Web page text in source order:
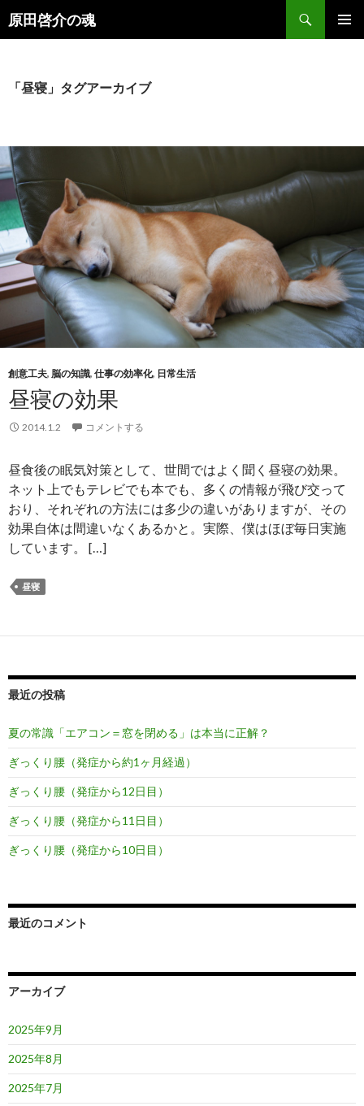
原田啓介の魂
索
ン
キ
ッ
プ
「昼寝」タグアーカイブ
創意工夫, 脳の知識, 仕事の効率化, 日常生活
昼寝の効果
2014.1.2 コメントする
昼食後の眠気対策として、世間ではよく聞く昼寝の効果。
ネット上でもテレビでも本でも、多くの情報が飛び交って
おり、それぞれの方法には多少の違いがありますが、その
効果自体は間違いなくあるかと。実際、僕はほぼ毎日実施
しています。 […]
昼寝
最近の投稿
夏の常識「エアコン＝窓を閉める」は本当に正解？
ぎっくり腰（発症から約1ヶ月経過）
ぎっくり腰（発症から12日目）
ぎっくり腰（発症から11日目）
ぎっくり腰（発症から10日目）
最近のコメント
アーカイブ
2025年9月
2025年8月
2025年7月